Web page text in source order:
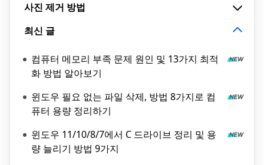
사진 제거 방법
최신 글
컴퓨터 메모리 부족 문제 원인 및 13가지 최적
화 방법 알아보기
윈도우 필요 없는 파일 삭제, 방법 8가지로 컴
퓨터 용량 정리하기
윈도우 11/10/8/7에서 C 드라이브 정리 및 용
량 늘리기 방법 9가지